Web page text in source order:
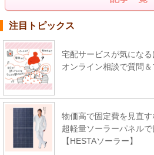
注目トピックス
宅配サービスが気にな
オンライン相談で質問
物価高で固定費を見直す
超軽量ソーラーパネル
【HESTAソーラー】